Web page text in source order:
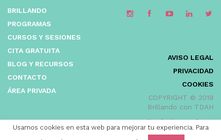
BRILLANDO
PROGRAMAS
CURSOS Y SESIONES
CITA GRATUITA
BLOG Y RECURSOS
CONTACTO
ÁREA PRIVADA
AVISO LEGAL
PRIVACIDAD
COOKIES
COPYRIGHT © 2019
Brillando con TDAH
Diseñada por: Bang!
Branding
Usamos cookies en esta web para mejorar tu experiencia. Para